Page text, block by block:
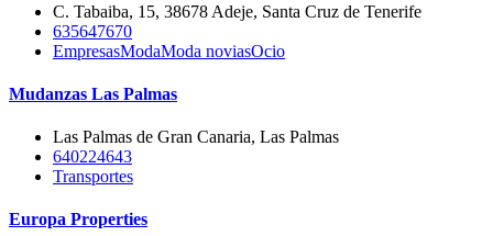
C. Tabaiba, 15, 38678 Adeje, Santa Cruz de Tenerife
635647670
EmpresasModaModa noviasOcio
Mudanzas Las Palmas
Las Palmas de Gran Canaria, Las Palmas
640224643
Transportes
Europa Properties